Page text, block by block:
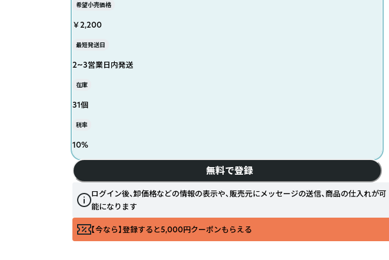
希望小売価格
￥2,200
最短発送日
2~3営業日内発送
在庫
31個
税率
10%
無料で登録
ログイン後、卸価格などの情報の表示や、販売元にメッセージの送信、商品の仕入れが可
能になります
【今なら】登録すると5,000円クーポンもらえる